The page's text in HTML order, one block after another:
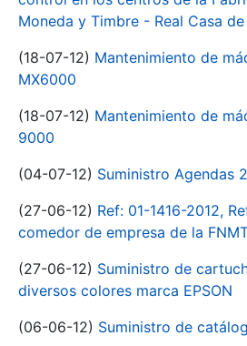
Moneda y Timbre - Real Casa
(18-07-12) Mantenimiento de
MX6000
(18-07-12) Mantenimiento de
9000
(04-07-12) Suministro Agendas
(27-06-12) Ref: 01-1416-2012,
comedor de empresa de la
(27-06-12) Suministro de
diversos colores marca EPSON
(06-06-12) Suministro de